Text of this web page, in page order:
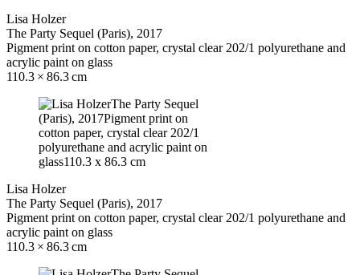
Lisa Holzer
The Party Sequel (Paris), 2017
Pigment print on cotton paper, crystal clear 202/1 polyurethane and
acrylic paint on glass
110.3 × 86.3 cm
Lisa Holzer
The Party Sequel (Paris), 2017
Pigment print on cotton paper, crystal clear 202/1 polyurethane and
acrylic paint on glass
110.3 × 86.3 cm